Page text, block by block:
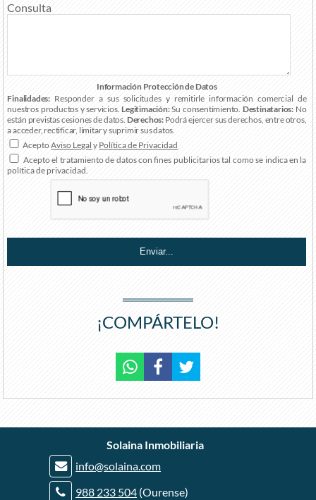
¡COMPÁRTELO!
Consulta
Información Protección de Datos
Finalidades: Responder a sus solicitudes y remitirle información comercial de
nuestros productos y servicios.Legitimación:Su consentimiento. Destinatarios:No
están previstas cesiones de datos. Derechos: Podrá ejercer sus derechos, entre otros,
a acceder, rectificar, limitar y suprimir sus datos.
AceptoAviso Legaly Política de Privacidad
Acepto el tratamiento de datos con fines publicitarios tal como se indica en la
política de privacidad.
Solaina Inmobiliaria
info@solaina.com
988 233 504 (Ourense)